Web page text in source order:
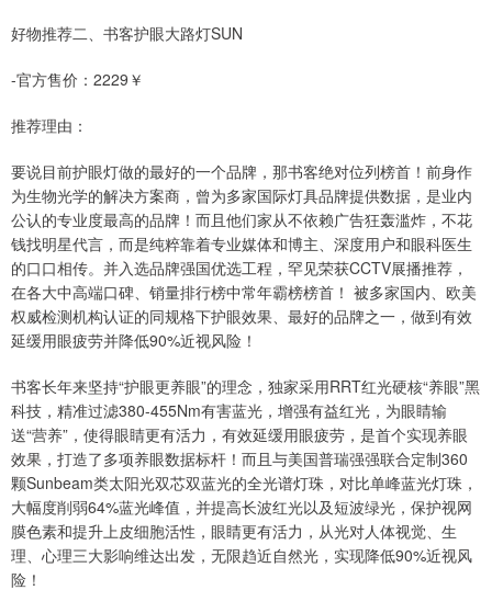
好物推荐二、书客护眼大路灯SUN
-官方售价：2229￥
推荐理由：
要说目前护眼灯做的最好的一个品牌，那书客绝对位列榜首！前身作
为生物光学的解决方案商，曾为多家国际灯具品牌提供数据，是业内
公认的专业度最高的品牌！而且他们家从不依赖广告狂轰滥炸，不花
钱找明星代言，而是纯粹靠着专业媒体和博主、深度用户和眼科医生
的口口相传。并入选品牌强国优选工程，罕见荣获CCTV展播推荐，
在各大中高端口碑、销量排行榜中常年霸榜榜首！ 被多家国内、欧美
权威检测机构认证的同规格下护眼效果、最好的品牌之一，做到有效
延缓用眼疲劳并降低90%近视风险！
书客长年来坚持“护眼更养眼”的理念，独家采用RRT红光硬核“养眼”黑
科技，精准过滤380-455Nm有害蓝光，增强有益红光，为眼睛输
送“营养”，使得眼睛更有活力，有效延缓用眼疲劳，是首个实现养眼
效果，打造了多项养眼数据标杆！而且与美国普瑞强强联合定制360
颗Sunbeam类太阳光双芯双蓝光的全光谱灯珠，对比单峰蓝光灯珠，
大幅度削弱64%蓝光峰值，并提高长波红光以及短波绿光，保护视网
膜色素和提升上皮细胞活性，眼睛更有活力，从光对人体视觉、生
理、心理三大影响维达出发，无限趋近自然光，实现降低90%近视风
险！